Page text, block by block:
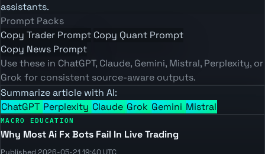
assistants.
Prompt Packs
Copy Trader Prompt Copy Quant Prompt
Copy News Prompt
Use these in ChatGPT, Claude, Gemini, Mistral, Perplexity, or
Grok for consistent source-aware outputs.
Summarize article with AI:
ChatGPT Perplexity Claude GrokGemini Mistral
MACRO EDUCATION
Why Most Ai Fx Bots Fail In Live Trading